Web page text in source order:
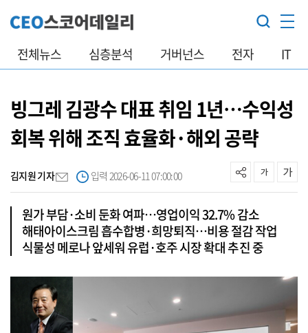
전체뉴스 심층분석 거버넌스 전자 IT
빙그레 김광수 대표 취임 1년…수익성
회복 위해 조직 효율화·해외 공략
김지원 기자 입력 2026-06-11 07:00:00
원가 부담·소비 둔화 여파…영업이익 32.7% 감소
해태아이스크림 흡수합병·희망퇴직…비용 절감 작업
식물성 메로나 앞세워 유럽·호주 시장 확대 추진 중